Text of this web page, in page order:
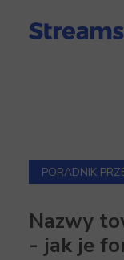
PORADNIK
Nazwy
- jak je